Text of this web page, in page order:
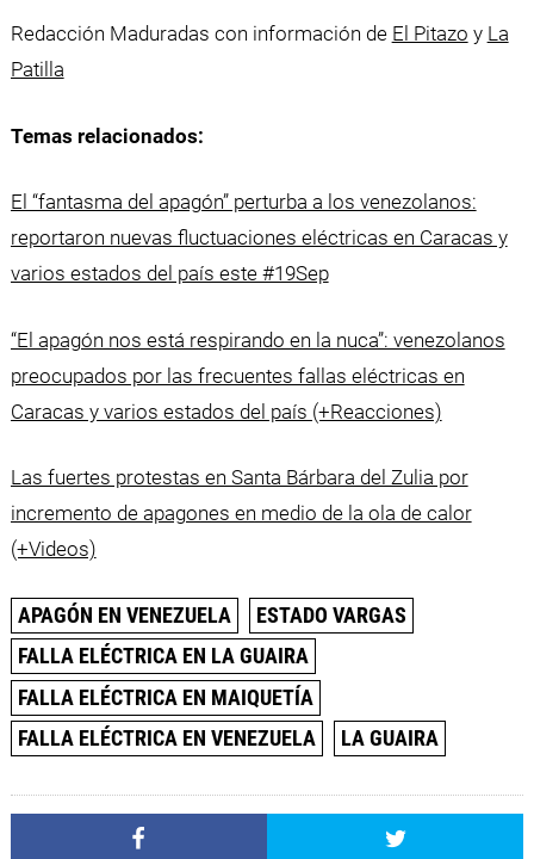
Redacción Maduradas con información de El Pitazo y La
Patilla
Temas relacionados:
El “fantasma del apagón” perturba a los venezolanos:
reportaron nuevas fluctuaciones eléctricas en Caracas y
varios estados del país este #19Sep
“El apagón nos está respirando en la nuca”: venezolanos
preocupados por las frecuentes fallas eléctricas en
Caracas y varios estados del país (+Reacciones)
Las fuertes protestas en Santa Bárbara del Zulia por
incremento de apagones en medio de la ola de calor
(+Videos)
APAGÓN EN VENEZUELA
ESTADO VARGAS
FALLA ELÉCTRICA EN LA GUAIRA
FALLA ELÉCTRICA EN MAIQUETÍA
FALLA ELÉCTRICA EN VENEZUELA
LA GUAIRA